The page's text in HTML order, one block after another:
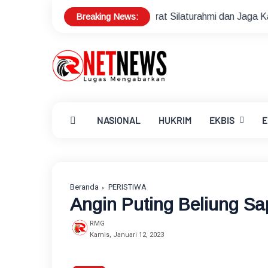
Breaking News:
Pererat Silaturahmi dan Jaga Kamtibmas Buruh
NASIONAL HUKRIM EKBIS
Beranda PERISTIWA
Angin Puting Beliung
RMG
Kamis, Januari 12, 2023